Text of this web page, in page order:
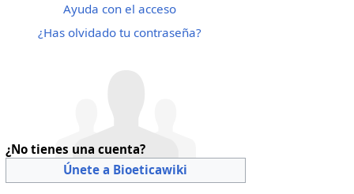
Ayuda con el acceso
¿Has olvidado tu contraseña?
¿No tienes una cuenta?
Únete a Bioeticawiki